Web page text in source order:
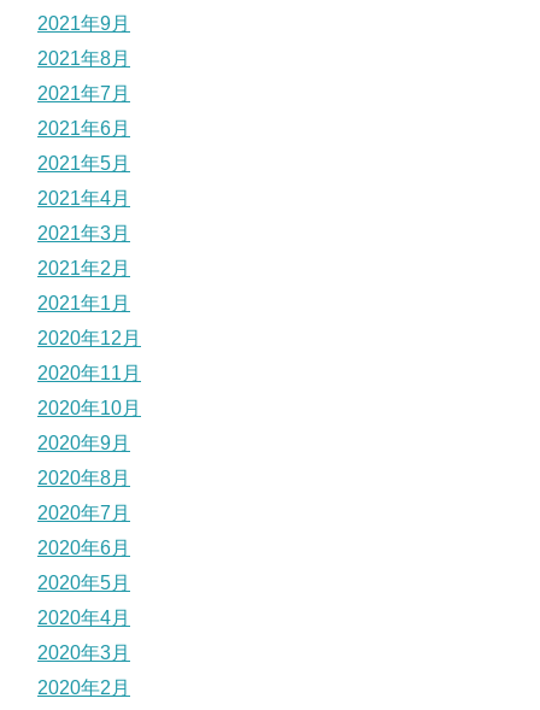
2021年9月
2021年8月
2021年7月
2021年6月
2021年5月
2021年4月
2021年3月
2021年2月
2021年1月
2020年12月
2020年11月
2020年10月
2020年9月
2020年8月
2020年7月
2020年6月
2020年5月
2020年4月
2020年3月
2020年2月